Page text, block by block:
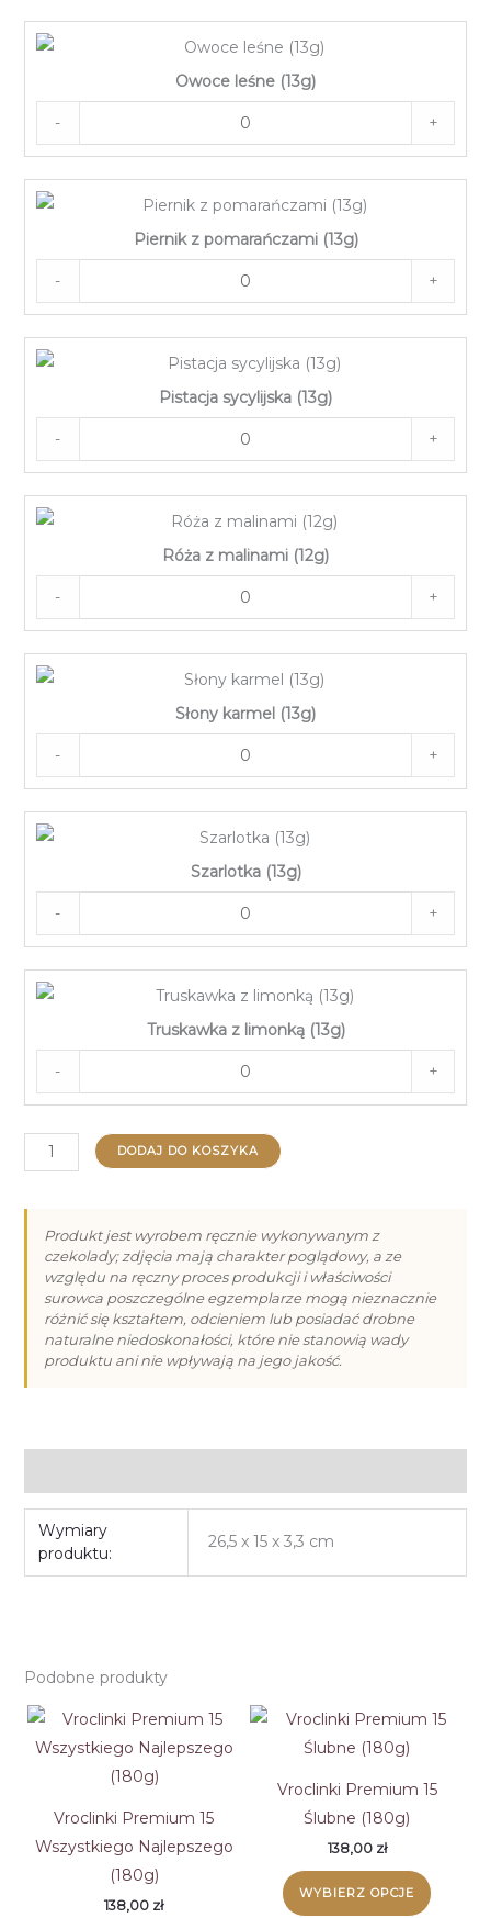
Owoce leśne (13g)
- +
Piernik z pomarańczami (13g)
- +
Pistacja sycylijska (13g)
- +
Róża z malinami (12g)
- +
Słony karmel (13g)
- +
Szarlotka (13g)
- +
Truskawka z limonką (13g)
- +
ilość
Praliny
Dzień
Babci
Dziadka
DODAJ DO KOSZYKA
Produkt jest wyrobem ręcznie wykonywanym z
czekolady; zdjęcia mają charakter poglądowy, a ze
względu na ręczny proces produkcji i właściwości
surowca poszczególne egzemplarze mogą nieznacznie
różnić się kształtem, odcieniem lub posiadać drobne
naturalne niedoskonałości, które nie stanowią wady
produktu ani nie wpływają na jego jakość.
Wymiary
produktu:
26,5 x 15 x 3,3 cm
Podobne produkty
Vroclinki Premium 15
Wszystkiego Najlepszego
(180g)
138,00 zł
Vroclinki Premium 15
Ślubne (180g)
138,00 zł
WYBIERZ OPCJE